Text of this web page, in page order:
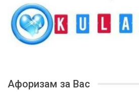
Афоризам за Вас